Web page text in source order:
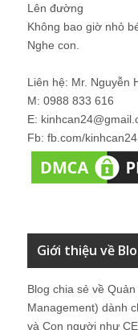
Lên đường
Không bao giờ nhỏ
Nghe con.
Liên hệ: Mr. Nguyễn
M: 0988 833 616
E:
Fb: fb.com/kinhcan24
Giới thiệu về
Blog chia sẻ về
Management) dành
và Con người như